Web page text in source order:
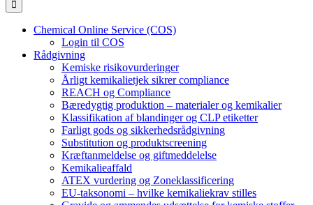
Chemical Online Service (COS)
Login til COS
Rådgivning
Kemiske risikovurderinger
Årligt kemikalietjek sikrer compliance
REACH og Compliance
Bæredygtig produktion – materialer og kemikalier
Klassifikation af blandinger og CLP etiketter
Farligt gods og sikkerhedsrådgivning
Substitution og produktscreening
Kræftanmeldelse og giftmeddelelse
Kemikalieaffald
ATEX vurdering og Zoneklassificering
EU-taksonomi – hvilke kemikaliekrav stilles